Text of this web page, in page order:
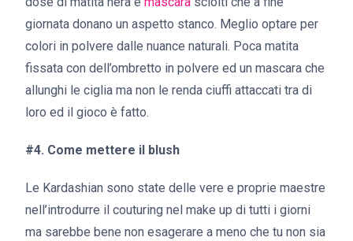
giornata donano un aspetto stanco. Meglio optare per
colori in polvere dalle nuance naturali. Poca matita
fissata con dell’ombretto in polvere ed un mascara che
allunghi le ciglia ma non le renda ciuffi attaccati tra di
loro ed il gioco è fatto.
#4. Come mettere il blush
Le Kardashian sono state delle vere e proprie maestre
nell’introdurre il couturing nel make up di tutti i giorni
ma sarebbe bene non esagerare a meno che tu non sia